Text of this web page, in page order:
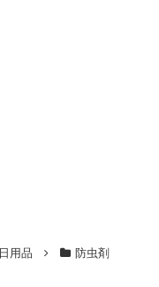
日用品 防虫剤